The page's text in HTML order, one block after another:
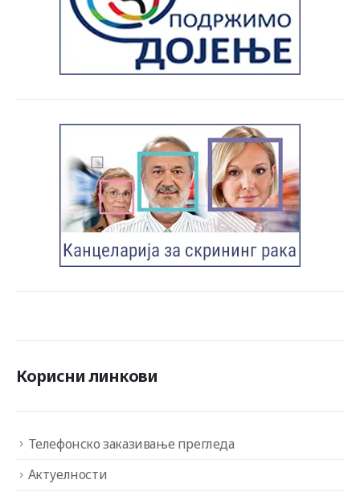
Корисни линкови
Телефонско заказивање прегледа
Актуелности